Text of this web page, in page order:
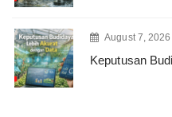
August 7, 2026
Keputusan